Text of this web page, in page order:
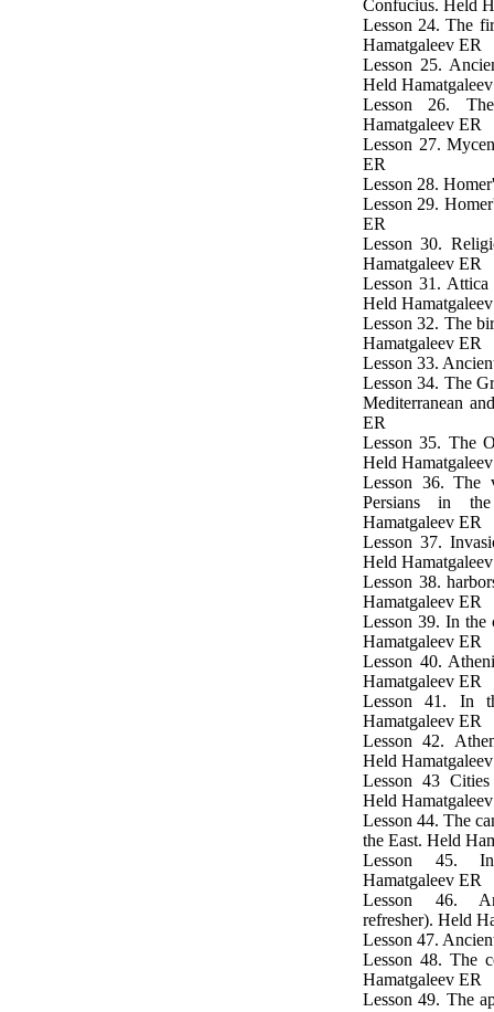
Confucius. Held
Lesson 24. The
Hamatgaleev ER
Lesson 25.
Held
Lesson 26.
Hamatgaleev ER
Lesson 27.
ER
Lesson 28.
Lesson 29.
ER
Lesson 30.
Hamatgaleev ER
Lesson 31. Attica
Held
Lesson 32. The
Hamatgaleev ER
Lesson 33.
Lesson 34. The
Mediterranean
ER
Lesson 35. The
Held
Lesson 36. The
Persians in
Hamatgaleev ER
Lesson 37.
Held
Lesson 38.
Hamatgaleev ER
Lesson 39. In the
Hamatgaleev ER
Lesson 40.
Hamatgaleev ER
Lesson 41. In
Hamatgaleev ER
Lesson 42.
Held
Lesson 43
Held
Lesson 44. The
the East. Held
Lesson 45.
Hamatgaleev ER
Lesson 46.
refresher). Held
Lesson 47.
Lesson 48. The
Hamatgaleev ER
Lesson 49. The